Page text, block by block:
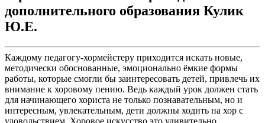
дополнительного образования Кулик
Ю.Е.
Каждому педагогу-хормейстеру приходится искать новые,
методически обоснованные, эмоционально ёмкие формы
работы, которые смогли бы заинтересовать детей, привлечь их
внимание к хоровому пению. Ведь каждый урок должен стать
для начинающего хориста не только познавательным, но и
интересным, увлекательным, дети должны ходить на хор с
удовольствием. Хоровое искусство это удивительно